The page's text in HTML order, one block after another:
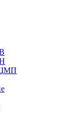
ЩМП